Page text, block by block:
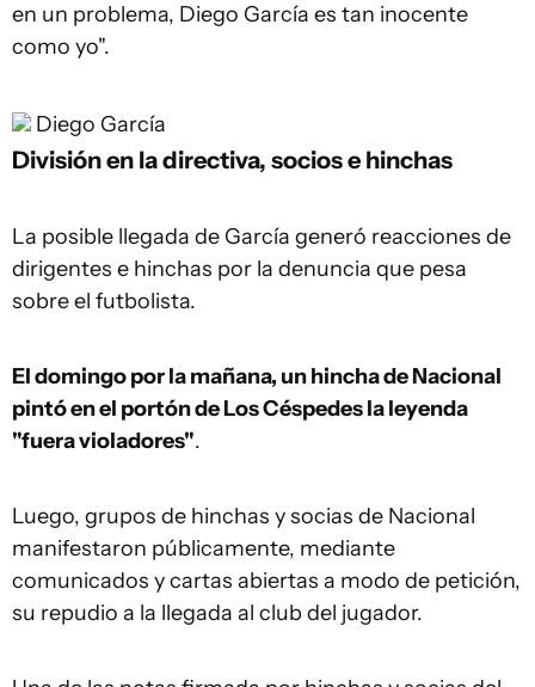
en un problema, Diego García es tan inocente
como yo".
Diego García
División en la directiva, socios e hinchas
La posible llegada de García generó reacciones de
dirigentes e hinchas por la denuncia que pesa
sobre el futbolista.
El domingo por la mañana, un hincha de Nacional
pintó en el portón de Los Céspedes la leyenda
"fuera violadores".
Luego, grupos de hinchas y socias de Nacional
manifestaron públicamente, mediante
comunicados y cartas abiertas a modo de petición,
su repudio a la llegada al club del jugador.